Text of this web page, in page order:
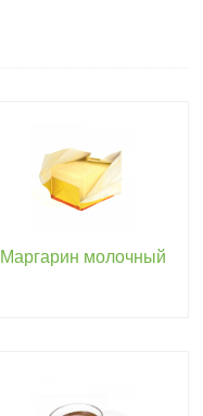
Маргарин молочный